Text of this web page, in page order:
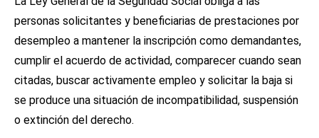
personas solicitantes y beneficiarias de prestaciones por
desempleo a mantener la inscripción como demandantes,
cumplir el acuerdo de actividad, comparecer cuando sean
citadas, buscar activamente empleo y solicitar la baja si
se produce una situación de incompatibilidad, suspensión
o extinción del derecho.